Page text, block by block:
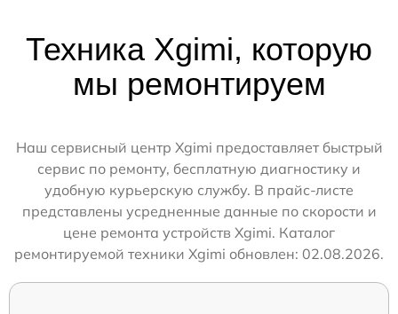
Техника Xgimi, которую
мы ремонтируем
Наш сервисный центр Xgimi предоставляет быстрый
сервис по ремонту, бесплатную диагностику и
удобную курьерскую службу. В прайс-листе
представлены усредненные данные по скорости и
цене ремонта устройств Xgimi. Каталог
ремонтируемой техники Xgimi обновлен: 02.08.2026.